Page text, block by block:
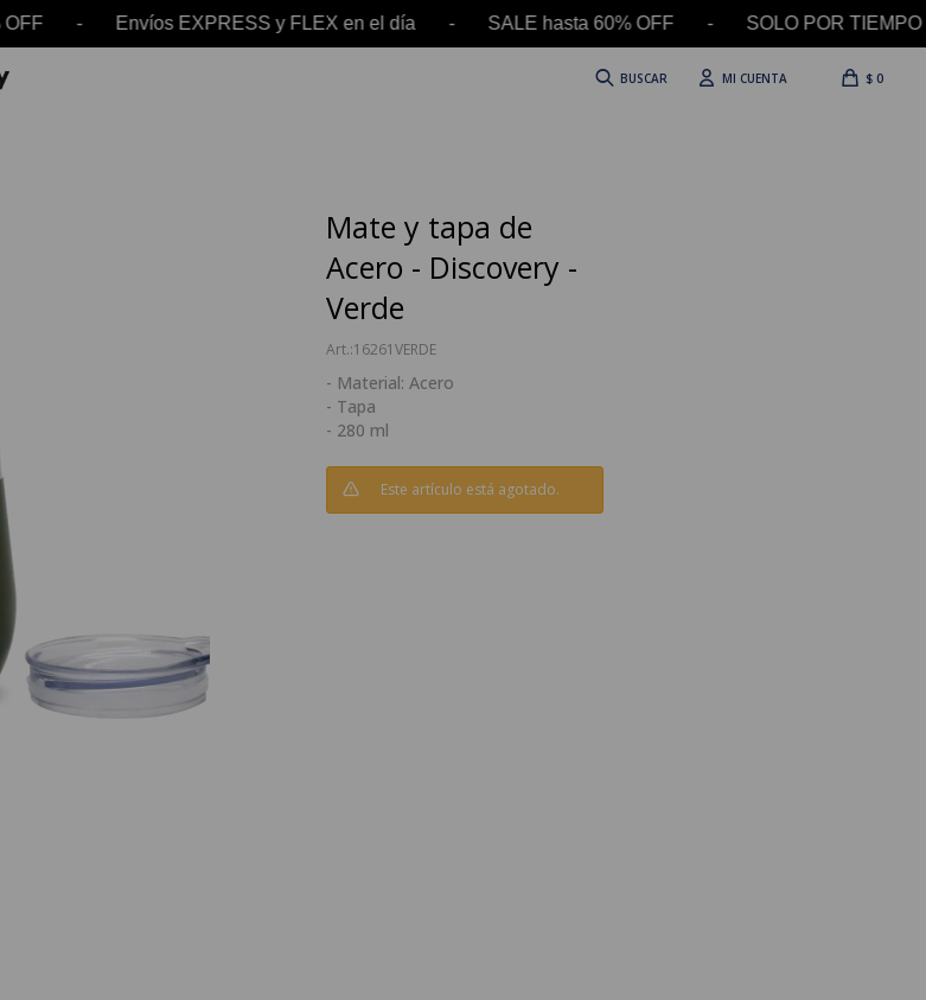
- Envíos EXPRESS y FLEX en el día - SALE hasta 60% OFF - SOLO POR TIEMPO
$ 0
Mate y tapa de
Acero - Discovery -
Verde
16261VERDE
- Material: Acero
- Tapa
- 280 ml
Este artículo está agotado.